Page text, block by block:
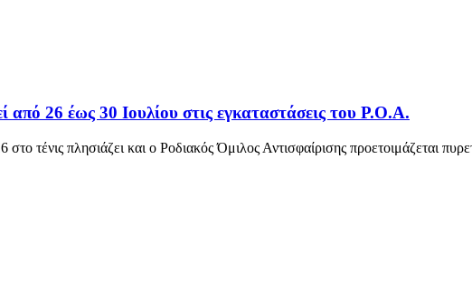
26 έως 30 Ιουλίου στις εγκαταστάσεις του Ρ.Ο.Α.
τένις πλησιάζει και ο Ροδιακός Όμιλος Αντισφαίρισης προετοιμάζεται